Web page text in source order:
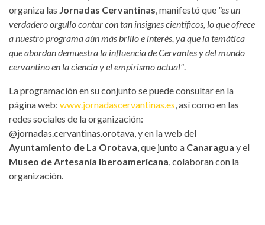
organiza las Jornadas Cervantinas, manifestó que "es un
verdadero orgullo contar con tan insignes científicos, lo que ofrece
a nuestro programa aún más brillo e interés, ya que la temática
que abordan demuestra la influencia de Cervantes y del mundo
cervantino en la ciencia y el empirismo actual".
La programación en su conjunto se puede consultar en la
página web: www.jornadascervantinas.es, así como en las
redes sociales de la organización:
@jornadas.cervantinas.orotava, y en la web del
Ayuntamiento de La Orotava, que junto a Canaragua y el
Museo de Artesanía Iberoamericana, colaboran con la
organización.